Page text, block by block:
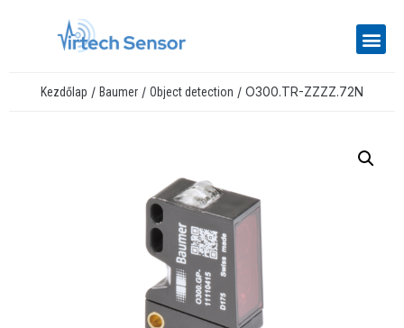
Kezdőlap / Baumer / Object detection / O300.TR-ZZZZ.72N